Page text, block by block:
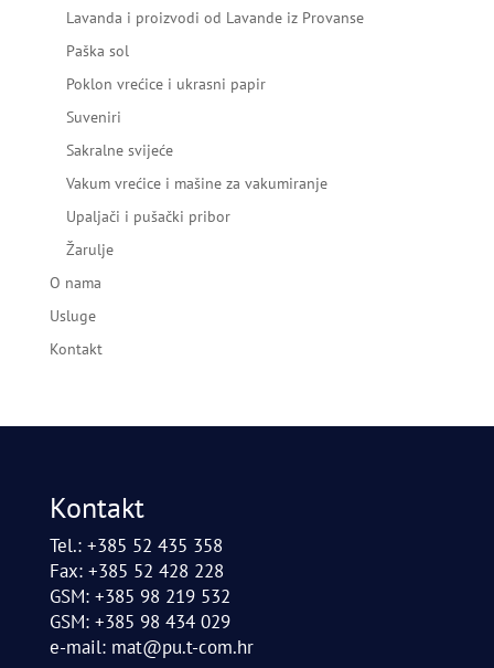
Lavanda i proizvodi od Lavande iz Provanse
Paška sol
Poklon vrećice i ukrasni papir
Suveniri
Sakralne svijeće
Vakum vrećice i mašine za vakumiranje
Upaljači i pušački pribor
Žarulje
O nama
Usluge
Kontakt
Kontakt
Tel.: +385 52 435 358
Fax: +385 52 428 228
GSM: +385 98 219 532
GSM: +385 98 434 029
e-mail: mat@pu.t-com.hr